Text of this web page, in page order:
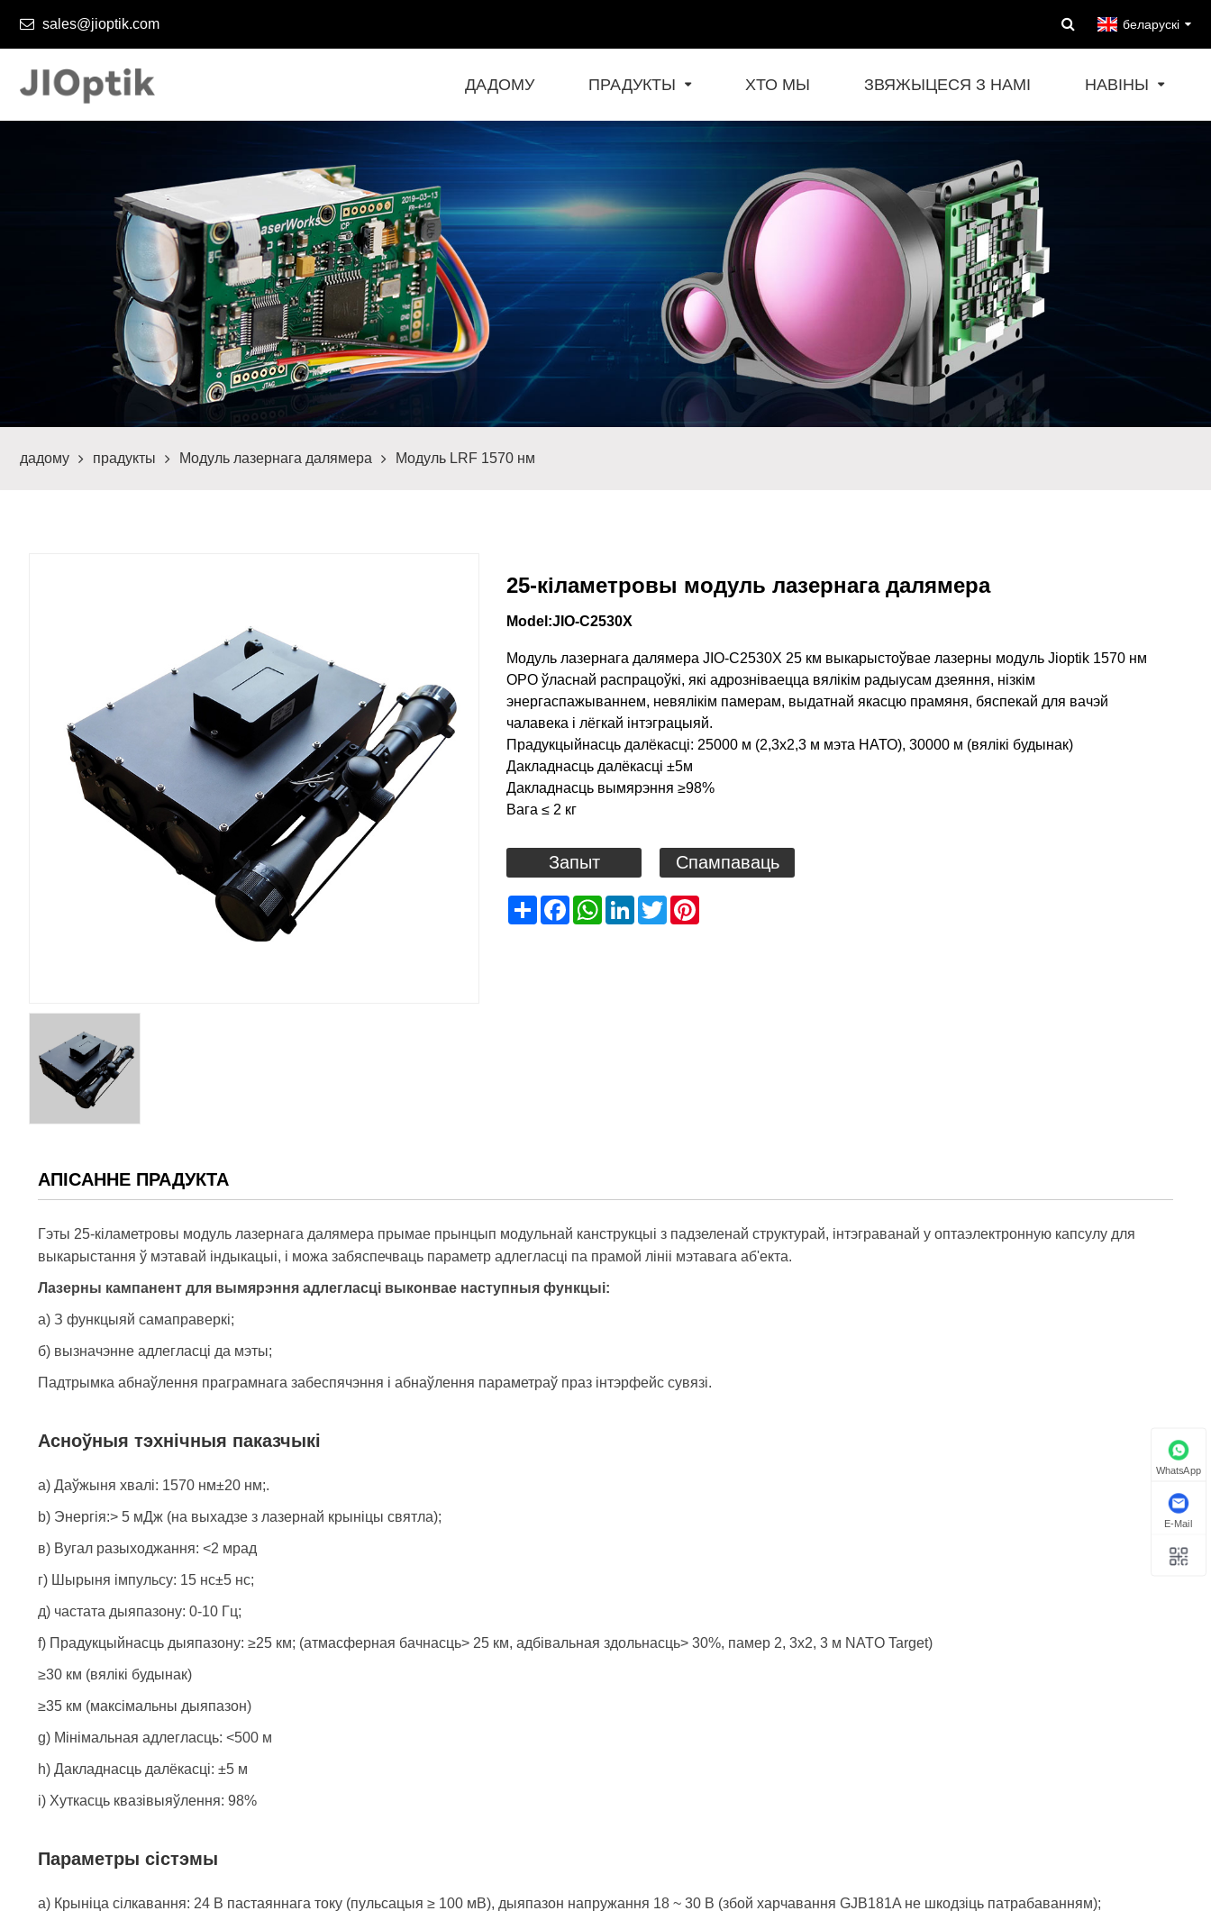
sales@jioptik.com беларускі
ДАДОМУ ПРАДУКТЫ ХТО МЫ ЗВЯЖЫЦЕСЯ З НАМІ НАВІНЫ
дадому прадукты Модуль лазернага далямера Модуль LRF 1570 нм
25-кіламетровы модуль лазернага далямера
Model:JIO-C2530X
Модуль лазернага далямера JIO-C2530X 25 км выкарыстоўвае лазерны модуль Jioptik 1570 нм
OPO ўласнай распрацоўкі, які адрозніваецца вялікім радыусам дзеяння, нізкім
энергаспажываннем, невялікім памерам, выдатнай якасцю прамяня, бяспекай для вачэй
чалавека і лёгкай інтэграцыяй.
Прадукцыйнасць далёкасці: 25000 м (2,3x2,3 м мэта НАТО), 30000 м (вялікі будынак)
Дакладнасць далёкасці ±5м
Дакладнасць вымярэння ≥98%
Вага ≤ 2 кг
Запыт Спампаваць
ShareFacebookWhatsApp
LinkedIn
Twitter
АПІСАННЕ ПРАДУКТА
Гэты 25-кіламетровы модуль лазернага далямера прымае прынцып модульнай канструкцыі з падзеленай структурай, інтэграванай у оптаэлектронную капсулу для
выкарыстання ў мэтавай індыкацыі, і можа забяспечваць параметр адлегласці па прамой лініі мэтавага аб'екта.
Лазерны кампанент для вымярэння адлегласці выконвае наступныя функцыі:
а) З функцыяй самаправеркі;
б) вызначэнне адлегласці да мэты;
Падтрымка абнаўлення праграмнага забеспячэння і абнаўлення параметраў праз інтэрфейс сувязі.
Асноўныя тэхнічныя паказчыкі
а) Даўжыня хвалі: 1570 нм±20 нм;.
b) Энергія:> 5 мДж (на выхадзе з лазернай крыніцы святла);
в) Вугал разыходжання: <2 мрад
г) Шырыня імпульсу: 15 нс±5 нс;
д) частата дыяпазону: 0-10 Гц;
f) Прадукцыйнасць дыяпазону: ≥25 км; (атмасферная бачнасць> 25 км, адбівальная здольнасць> 30%, памер 2, 3x2, 3 м NATO Target)
≥30 км (вялікі будынак)
≥35 км (максімальны дыяпазон)
g) Мінімальная адлегласць: <500 м
h) Дакладнасць далёкасці: ±5 м
i) Хуткасць квазівыяўлення: 98%
Параметры сістэмы
a) Крыніца сілкавання: 24 В пастаяннага току (пульсацыя ≥ 100 мВ), дыяпазон напружання 18 ~ 30 В (збой харчавання GJB181A не шкодзіць патрабаванням);
WhatsApp
E-Mail